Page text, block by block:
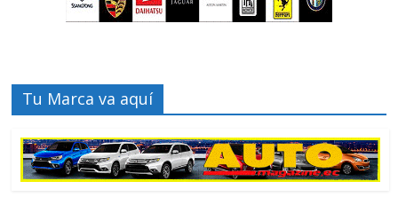
Tu Marca va aquí